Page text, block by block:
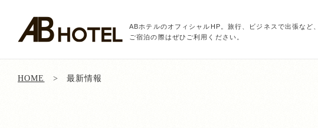
ABホテルのオフィシャルHP。旅行、ビジネスで出張など、
ご宿泊の際はぜひご利用ください。
HOME 最新情報